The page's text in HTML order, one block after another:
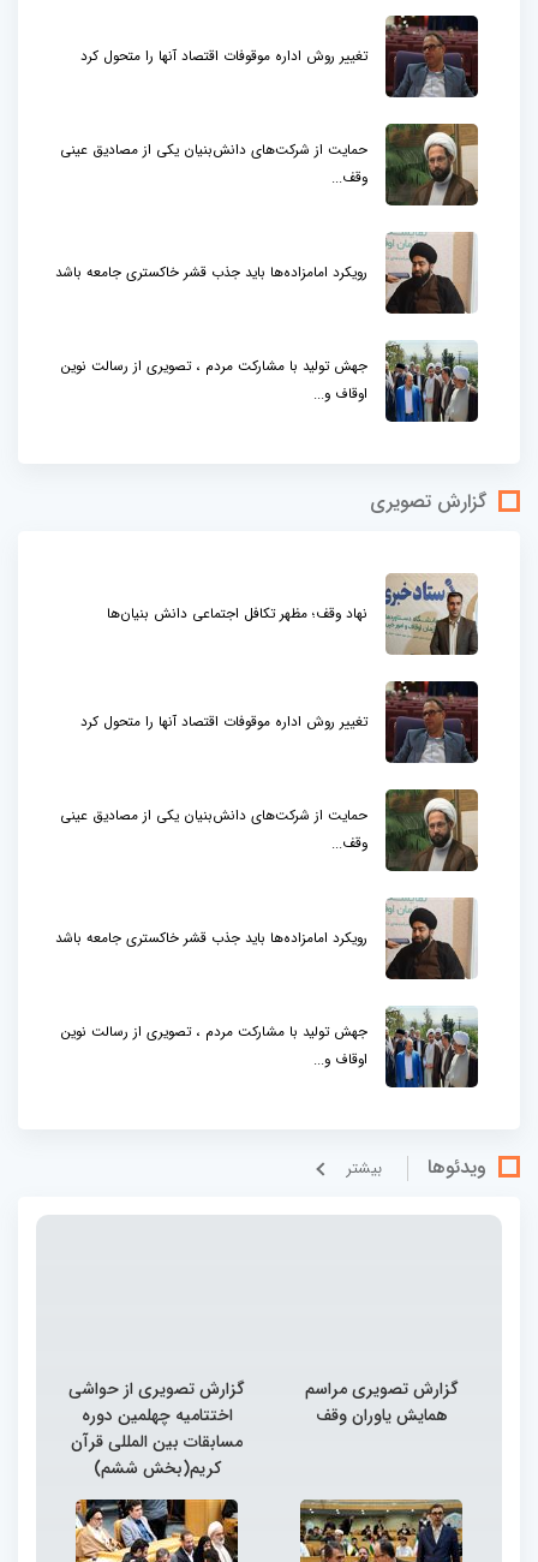
تغییر روش اداره موقوفات اقتصاد آنها را متحول کرد
حمایت از شرکت‌های دانش‌بنیان یکی از مصادیق عینی
وقف...
رویکرد امامزاده‌ها باید جذب قشر خاکستری جامعه باشد
جهش تولید با مشارکت مردم ، تصویری از رسالت نوین
اوقاف و...
گزارش تصویری
نهاد وقف؛ مظهر تکافل اجتماعی دانش بنیان‌ها
تغییر روش اداره موقوفات اقتصاد آنها را متحول کرد
حمایت از شرکت‌های دانش‌بنیان یکی از مصادیق عینی
وقف...
رویکرد امامزاده‌ها باید جذب قشر خاکستری جامعه باشد
جهش تولید با مشارکت مردم ، تصویری از رسالت نوین
اوقاف و...
ویدئوها بيشتر
گزارش تصویری مراسم
همایش یاوران وقف
گزارش تصویری از حواشی
اختتامیه چهلمین دوره
مسابقات بین المللی قرآن
کریم(بخش ششم)